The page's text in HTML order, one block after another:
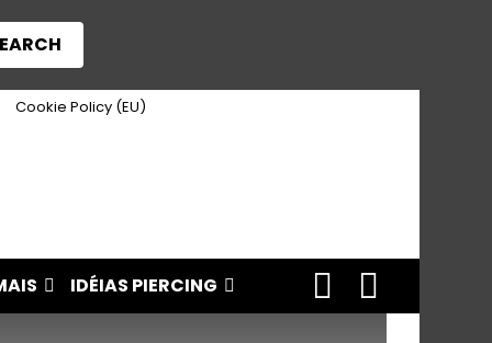
Cookie Policy (EU)
IDÉIAS PIERCING
FOLLOW